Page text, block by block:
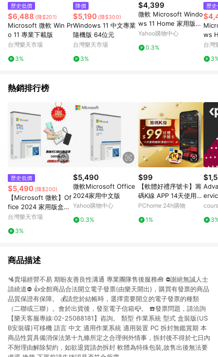
點數回饋或點數回饋有爭議，台灣樂天市場保有更改條款與法律
追訴之權利，活動詳情以樂天市場網站公告為準。
歷史低價
$6,488 (降$201)
Microsoft 微軟 Win Pr
o 11 專業下載版
台灣樂天市場
3%
降價
$5,190 (降$300)
Windows 11 中文專業
隨機版 64位元
台灣樂天市場
3%
$4,399
微軟 Microsoft Windo
ws 11 Home 家用版盒
裝
Yahoo購物中心
0.3%
歷
ws
數
台灣
熱銷排行榜
歷史低價
$5,490 (降$200)
【Microsoft 微軟】Of
fice 2024 家用版盒裝
+行動電源【三井3C】
台灣樂天市場
3%
$5,490
微軟Microsoft Office
2024家用中文版
Yahoo購物中心
0.3%
$99
【軟體好禮序號卡】籌
碼K線 APP 14天使用權
限
PChome 24h購物
1%
d
商品描述
🛂賣場經營不易 期盼友善良性溝通 專業團隊售後服務🧰 ⛔️謝絕無誠人士
請繞道⛔️ 👍全館商品合法開立電子發票(由樂天開出)，購買有發票的商品
品質保證有保障。 💰請您於結帳時，選擇需要開立的電子發票的種類
（二聯或三聯）。會於出貨後，發至電子信箱📪。 ☎️發票問題，請洽詢
【樂天客服專線:02-25088181】咨詢。 類型 作業系統 型式 盒裝版(US
B安裝碟)可移機 語言 中文 適用作業系統 適用裝置 PC 拆封無鑑賞期 本
商品性質具備消保法第十九條所定之合理例外情事，拆封後不得於七日內
不附理由解除契約，如欲退貨請勿拆封 軟體為特殊包裝,故售出後無法要